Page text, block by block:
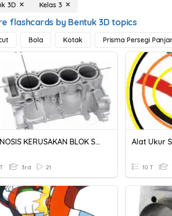
3D Kelas 3
flashcards by Bentuk 3D topics
Bola Kotak Prisma Persegi
DIAGNOSIS KERUSAKAN BLOK SILINDER
3rd 21
Alat Ukur
10 T